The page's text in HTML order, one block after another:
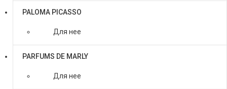
PALOMA PICASSO
Для нее
PARFUMS DE MARLY
Для нее